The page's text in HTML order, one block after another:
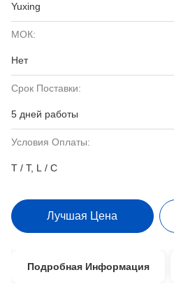
Yuxing
МОК:
Нет
Срок Поставки:
5 дней работы
Условия Оплаты:
T / T, L / C
Лучшая Цена
Подробная Информация